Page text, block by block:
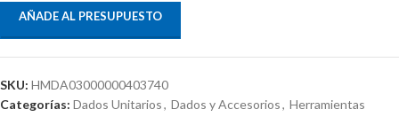
AÑADE AL PRESUPUESTO
SKU: HMDA03000000403740
Categorías: Dados Unitarios, Dados y Accesorios, Herramientas